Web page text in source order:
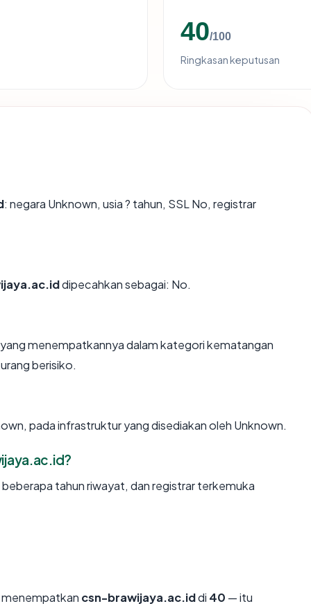
40/100
Ringkasan keputusan
: negara Unknown, usia ? tahun, SSL No, registrar
dipecahkan sebagai: No.
menempatkannya dalam kategori kematangan
berisiko.
pada infrastruktur yang disediakan oleh Unknown.
tahun riwayat, dan registrar terkemuka
csn-brawijaya.ac.iddi 40 — itu